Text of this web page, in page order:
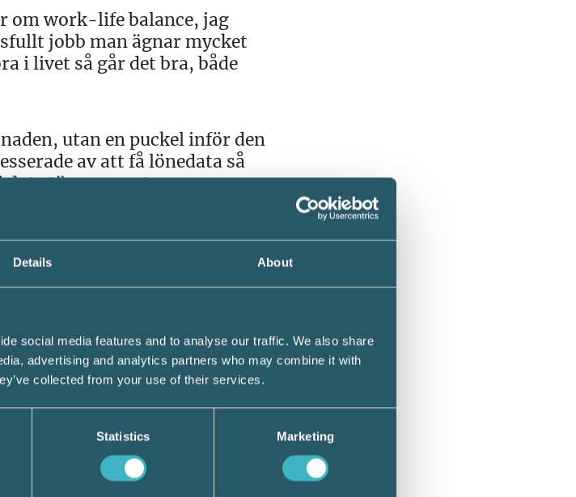
Details About
social media features and to analyse our traffic. We also share
advertising and analytics partners who may combine it with
collected from your use of their services.
Statistics Marketing
om work-life balance, jag
jobb man ägnar mycket
i livet så går det bra, både
utan en puckel inför den
av att få lönedata så
det större reportagesom
fråga från byråns ägare. Det
i. Hon beskriver ett mycket
på ett gott år med flera nya
en person som kan ge
för att göra ett superjobb. Vi
så att jag verkligen får
fantastiska kollegor, de vill